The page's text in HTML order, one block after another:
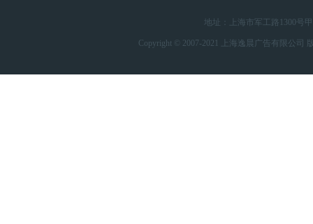
地址：上海市军工路1300
Copyright © 2007-2021 上海逸晨广告有限公